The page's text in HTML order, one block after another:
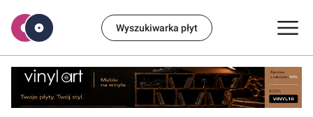
Wyszukiwarka płyt